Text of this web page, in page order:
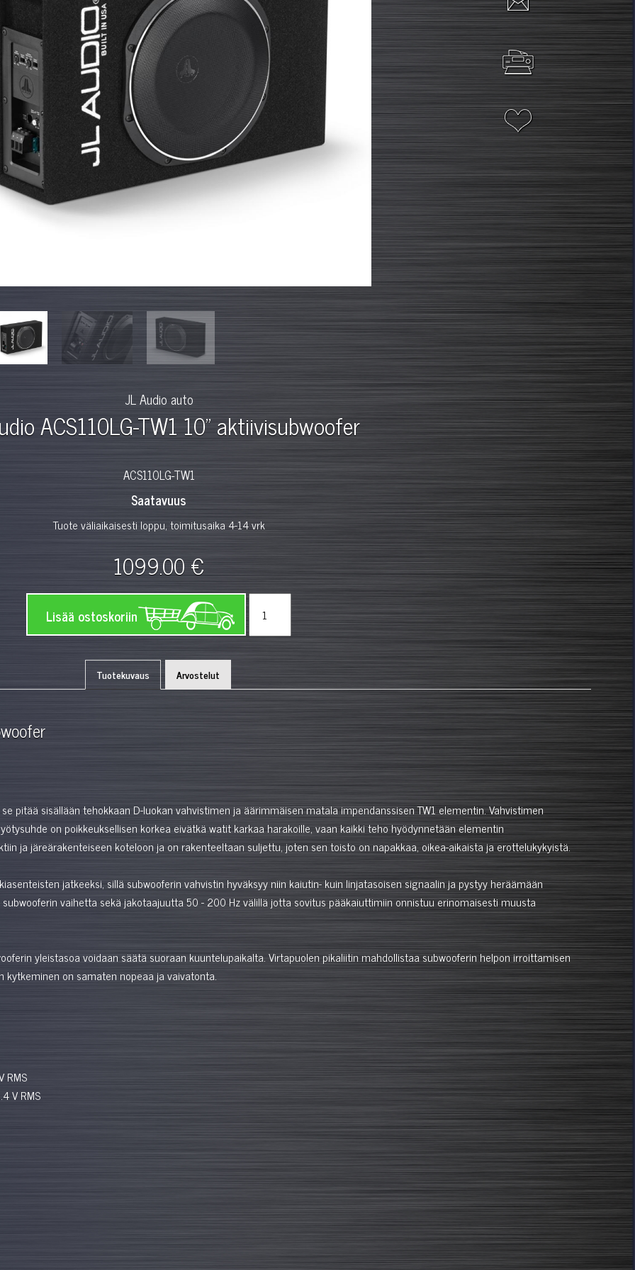
JL Audio auto
ACS110LG-TW1 10" aktiivisubwoofer
ACS110LG-TW1
Saatavuus
Tuote väliaikaisesti loppu, toimitusaika 4-14 vrk
1099.00 €
Lisää ostoskoriin
Tuotekuvaus Arvostelut
se pitää sisällään tehokkaan D-luokan vahvistimen ja äärimmäisen matala impendanssisen TW1 elementin. Vahvistimen
on poikkeuksellisen korkea eivätkä watit karkaa harakoille, vaan kaikki teho hyödynnetään elementin
ja järeärakenteiseen koteloon ja on rakenteeltaan suljettu, joten sen toisto on napakkaa, oikea-aikaista ja erottelukykyistä.
jatkeeksi, sillä subwooferin vahvistin hyväksyy niin kaiutin- kuin linjatasoisen signaalin ja pystyy heräämään
vaihetta sekä jakotaajuutta 50 - 200 Hz välillä jotta sovitus pääkaiuttimiin onnistuu erinomaisesti muusta
yleistasoa voidaan säätä suoraan kuuntelupaikalta. Virtapuolen pikaliitin mahdollistaa subwooferin helpon irroittamisen
on samaten nopeaa ja vaivatonta.
RMS
V RMS